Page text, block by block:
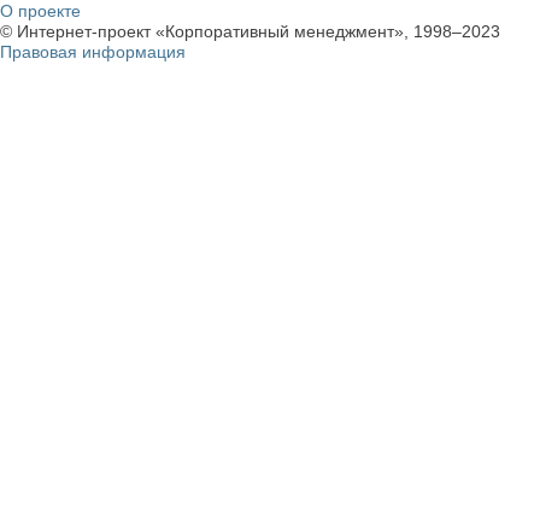
О проекте
© Интернет-проект «Корпоративный менеджмент», 1998–2023
Правовая информация